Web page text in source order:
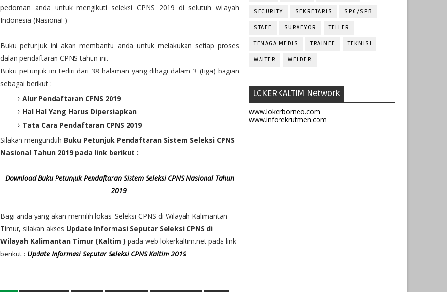
pedoman anda untuk mengikuti seleksi CPNS 2019 di selutuh wilayah
Indonesia (Nasional )
Buku petunjuk ini akan membantu anda untuk melakukan setiap proses
dalan pendaftaran CPNS tahun ini.
Buku petunjuk ini tediri dari 38 halaman yang dibagi dalam 3 (tiga) bagian
sebagai berikut :
Alur Pendaftaran CPNS 2019
Hal Hal Yang Harus Dipersiapkan
Tata Cara Pendaftaran CPNS 2019
Silakan mengunduh Buku Petunjuk Pendaftaran Sistem Seleksi CPNS
Nasional Tahun 2019 pada link berikut :
Download Buku Petunjuk Pendaftaran Sistem Seleksi CPNS Nasional Tahun
2019
Bagi anda yang akan memilih lokasi Seleksi CPNS di Wilayah Kalimantan
Timur, silakan akses Update Informasi Seputar Seleksi CPNS di
Wilayah Kalimantan Timur (Kaltim ) pada web lokerkaltim.net pada link
berikut : Update Informasi Seputar Seleksi CPNS Kaltim 2019
SECURITY SEKRETARIS SPG/SPB
STAFF SURVEYOR TELLER
TENAGA MEDIS TRAINEE TEKNISI
WAITER WELDER
LOKERKALTIM Network
www.lokerborneo.com
www.inforekrutmen.com